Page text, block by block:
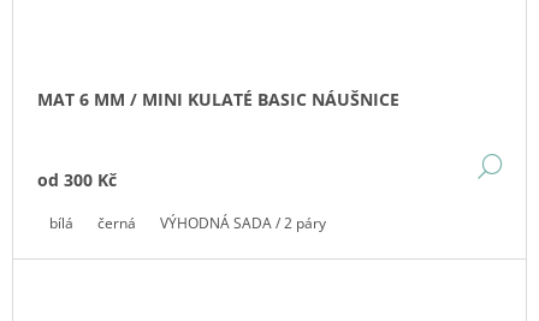
MAT 6 MM / MINI KULATÉ BASIC NÁUŠNICE
od 300 Kč
bílá černá VÝHODNÁ SADA / 2 páry